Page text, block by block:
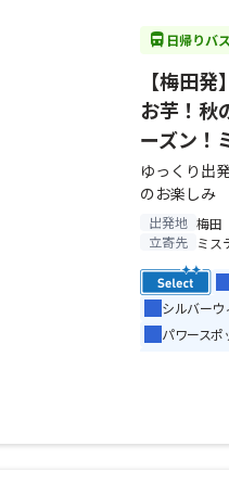
directions_bus 日帰りバ
【梅田
お芋！秋
ーズン！
ゆっくり出
のお楽しみ
出発地 梅田
立寄先 ミス
シルバーウ
パワースポ
こだわり